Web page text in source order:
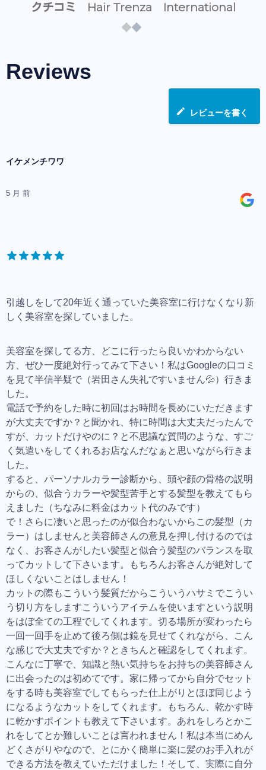
クチコミ Hair Trenza International
Reviews
レビューを書く
イケメンチワワ
5 月 前
引越しをして20年近く通っていた美容室に行けなくなり新
しく美容室を探していました。
美容室を探してる方、どこに行ったら良いかわからない
方、ぜひ一度絶対行ってみて下さい！私はGoogleの口コミ
を見て半信半疑で（岩田さん失礼ですいません💦）行きま
した。
電話で予約をした時に初回はお時間を長めにいただきます
が大丈夫ですか？と聞かれ、特に時間は大丈夫だったんで
すが、カットだけやのに？と不思議な質問のような、すご
く気遣いをしてくれるお店なんだなぁと思いながら行きま
した。
すると、パーソナルカラー診断から、頭や顔の骨格の説明
からの、似合うカラーや髪型苦手とする髪型を教えてもら
えました（ちなみに料金はカット代のみです）
で！さらに凄いと思ったのが似合わないからこの髪型（カ
ラー）はしませんと美容師さんの意見を押し付けるのでは
なく、お客さんがしたい髪型と似合う髪型のバランスを取
ってカットして下さいます。もちろんお客さんが絶対して
ほしくないことはしません！
カットの際もこういう髪質だからこういうハサミでこうい
う切り方をしますこういうアイテムを使いますという説明
をはぼ全ての工程でしてくれます。切る場所が変わったら
一回一回手を止めて後ろ側は鏡を見せてくれながら、こん
な感じで大丈夫ですか？ときちんと確認をしてくれます。
こんなに丁寧で、知識と熱い気持ちをお持ちの美容師さん
に出会ったのは初めてです。家に帰ってから自分でセット
をする時も美容室でしてもらった仕上がりとほぼ同じよう
になるようなカットをしてくれます。もちろん、乾かす時
に乾かすポイントも教えて下さいます。あれをしろとかこ
れをしてとか難しいことは言われません！私は本当にめん
どくさがりやなので、とにかく簡単に楽に髪のお手入れが
できる方法を教えていただけました！そして、実際に自分